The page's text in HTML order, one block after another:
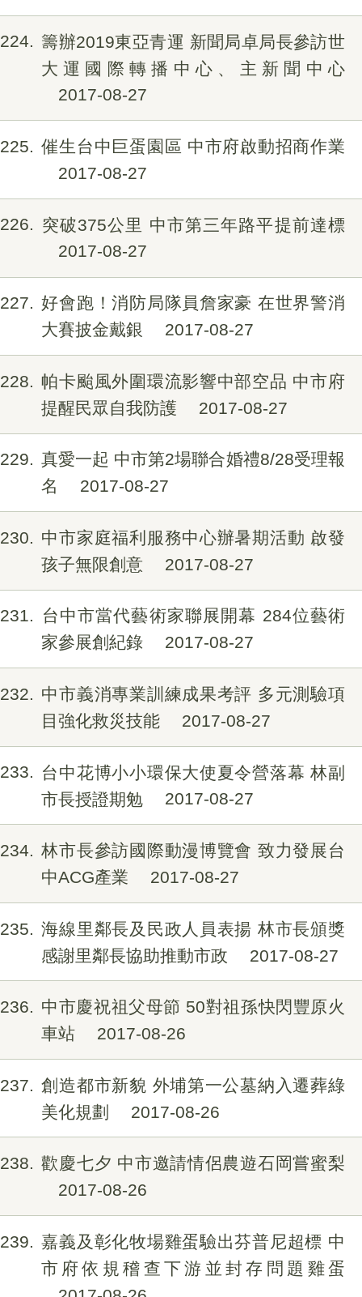
224
籌辦2019東亞青運 新聞局卓局長參訪世
大運國際轉播中心、主新聞中心
2017-08-27
225
催生台中巨蛋園區 中市府啟動招商作業
2017-08-27
226
突破375公里 中市第三年路平提前達標
2017-08-27
227
好會跑！消防局隊員詹家豪 在世界警消
大賽披金戴銀
2017-08-27
228
帕卡颱風外圍環流影響中部空品 中市府
提醒民眾自我防護
2017-08-27
229
真愛一起 中市第2場聯合婚禮8/28受理報
名
2017-08-27
230
中市家庭福利服務中心辦暑期活動 啟發
孩子無限創意
2017-08-27
231
台中市當代藝術家聯展開幕 284位藝術
家參展創紀錄
2017-08-27
232
中市義消專業訓練成果考評 多元測驗項
目強化救災技能
2017-08-27
233
台中花博小小環保大使夏令營落幕 林副
市長授證期勉
2017-08-27
234
林市長參訪國際動漫博覽會 致力發展台
中ACG產業
2017-08-27
235
海線里鄰長及民政人員表揚 林市長頒獎
感謝里鄰長協助推動市政
2017-08-27
236
中市慶祝祖父母節 50對祖孫快閃豐原火
車站
2017-08-26
237
創造都市新貌 外埔第一公墓納入遷葬綠
美化規劃
2017-08-26
238
歡慶七夕 中市邀請情侶農遊石岡嘗蜜梨
2017-08-26
239
嘉義及彰化牧場雞蛋驗出芬普尼超標 中
市府依規稽查下游並封存問題雞蛋